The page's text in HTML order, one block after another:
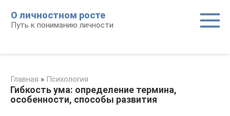
контенту
О личностном росте
Путь к пониманию личности
Главная » Психология
Гибкость ума: определение термина,
особенности, способы развития